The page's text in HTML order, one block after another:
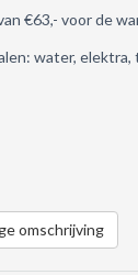
€63,- voor de
water, elektra,
omschrijving